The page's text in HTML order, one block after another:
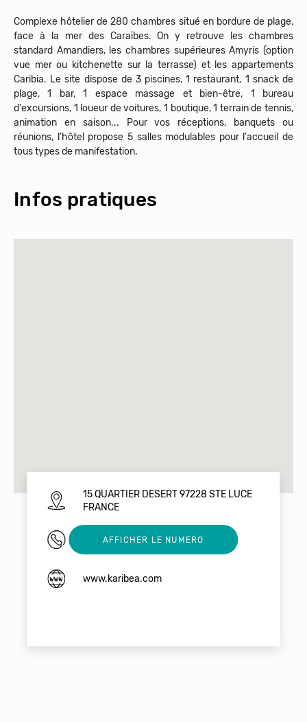
Complexe hôtelier de 280 chambres situé en bordure de plage,
face à la mer des Caraïbes. On y retrouve les chambres
standard Amandiers, les chambres supérieures Amyris (option
vue mer ou kitchenette sur la terrasse) et les appartements
Caribia. Le site dispose de 3 piscines, 1 restaurant, 1 snack de
plage, 1 bar, 1 espace massage et bien-être, 1 bureau
d'excursions, 1 loueur de voitures, 1 boutique, 1 terrain de tennis,
animation en saison... Pour vos réceptions, banquets ou
réunions, l'hôtel propose 5 salles modulables pour l'accueil de
tous types de manifestation.
Infos pratiques
15 QUARTIER DESERT 97228 STE LUCE
FRANCE
05 96 62 12 00
AFFICHER LE NUMERO
www.karibea.com